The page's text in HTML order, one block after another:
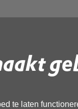
te laten
te downloaden.